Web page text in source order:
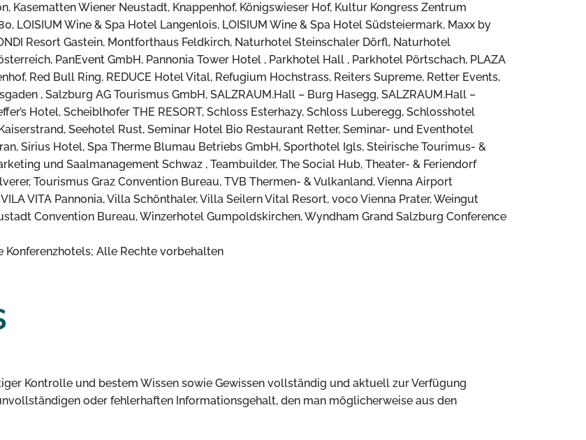
Kasematten Wiener Neustadt, Knappenhof, Königswieser Hof, Kultur Kongress Zentrum
LOISIUM Wine & Spa Hotel Langenlois, LOISIUM Wine & Spa Hotel Südsteiermark, Maxx by
Resort Gastein, Montforthaus Feldkirch, Naturhotel Steinschaler Dörfl, Naturhotel
PanEvent GmbH, Pannonia Tower Hotel , Parkhotel Hall , Parkhotel Pörtschach, PLAZA
Red Bull Ring, REDUCE Hotel Vital, Refugium Hochstrass, Reiters Supreme, Retter Events,
, Salzburg AG Tourismus GmbH, SALZRAUM.Hall – Burg Hasegg, SALZRAUM.Hall –
Hotel, Scheiblhofer THE RESORT, Schloss Esterhazy, Schloss Luberegg, Schlosshotel
Seehotel Rust, Seminar Hotel Bio Restaurant Retter, Seminar- und Eventhotel
Sirius Hotel, Spa Therme Blumau Betriebs GmbH, Sporthotel Igls, Steirische Tourimus- &
und Saalmanagement Schwaz , Teambuilder, The Social Hub, Theater- & Feriendorf
Tourismus Graz Convention Bureau, TVB Thermen- & Vulkanland, Vienna Airport
VITA Pannonia, Villa Schönthaler, Villa Seilern Vital Resort, voco Vienna Prater, Weingut
Convention Bureau, Winzerhotel Gumpoldskirchen, Wyndham Grand Salzburg Conference
Alle Rechte vorbehalten
Kontrolle und bestem Wissen sowie Gewissen vollständig und aktuell zur Verfügung
oder fehlerhaften Informationsgehalt, den man möglicherweise aus den